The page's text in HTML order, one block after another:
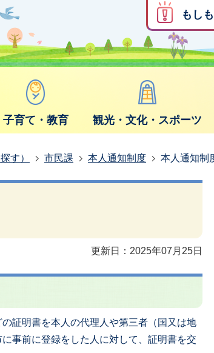
もし
子育て・教育 観光・文化・スポーツ
す） 市民課 本人通知制度 本人通知制
更新日：2025年07月25日
証明書を本人の代理人や第三者（国又は地
事前に登録をした人に対して、証明書を交